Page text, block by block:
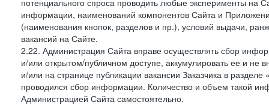
потенциального спроса проводить любые эксперименты на
информации, наименований компонентов Сайта и
(наименования кнопок, разделов и пр.), условий выдачи,
вакансий на Сайте.
2.22. Администрация Сайта вправе осуществлять сбор
и/или открытом/публичном доступе, аккумулировать ее и не
и/или на странице публикации вакансии Заказчика в
проводился сбор информации. Количество и объем такой
Администрацией Сайта самостоятельно.